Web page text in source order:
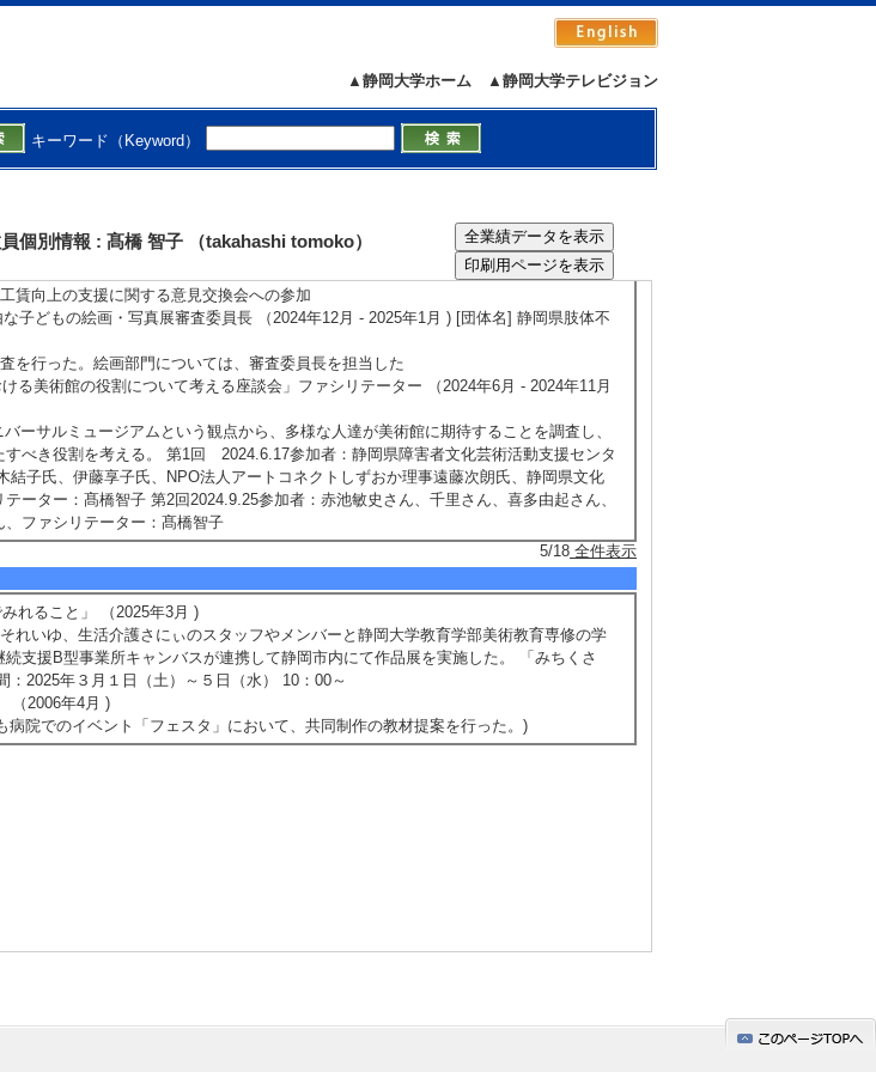
▲静岡大学テレビジョン
▲静岡大学ホーム
キーワード（Keyword）
個別情報 : 髙橋 智子 （takahashi tomoko）
み彩る ギャラリーガイドツアーの講師をつとめる (2014年12月9日)
な子どもの絵画・写真展 絵画審査員長 （2025年12月 ) [団体名] 静岡県肢体不自由児協
月 ) [団体名] 静岡県障害者文化芸術活動支援センター みらーと （NPO法人オールし
の支援に関する意見交換会への参加 （2025年3月 ) [団体名] 静岡市保健福祉長寿局健
賃向上の支援に関する意見交換会への参加
子どもの絵画・写真展審査委員長 （2024年12月 - 2025年1月 ) [団体名] 静岡県肢体不
を行った。絵画部門については、審査委員長を担当した
る美術館の役割について考える座談会」ファシリテーター （2024年6月 - 2024年11月
ーサルミュージアムという観点から、多様な人達が美術館に期待することを調査し、
すべき役割を考える。 第1回 2024.6.17参加者：静岡県障害者文化芸術活動支援センタ
結子氏、伊藤享子氏、NPO法人アートコネクトしずおか理事遠藤次朗氏、静岡県文化
ーター：髙橋智子 第2回2024.9.25参加者：赤池敏史さん、千里さん、喜多由起さん、
ファシリテーター：髙橋智子
5/18 全件表示
れること」 （2025年3月 )
れいゆ、生活介護さにぃのスタッフやメンバーと静岡大学教育学部美術教育専修の学
続支援B型事業所キャンバスが連携して静岡市内にて作品展を実施した。 「みちくさ
：2025年３月１日（土）～５日（水） 10：00～
（2006年4月 )
病院でのイベント「フェスタ」において、共同制作の教材提案を行った。)